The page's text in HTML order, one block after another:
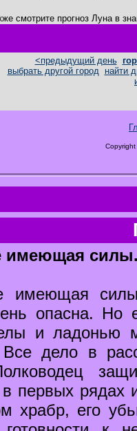
смотрите прогноз Луна в
<предыдущий день
выбрать другой город
найти
имеющая
имеющая
опасна. Но
и ладонью
Все дело в
в первых рядах
храбр, его